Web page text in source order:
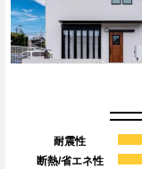
耐震性
断熱/省エネ性